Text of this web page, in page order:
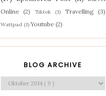
Online (2) Tiktok (1) Travelling (3)
Wattpad (1) Youtube (2)
BLOG ARCHIVE